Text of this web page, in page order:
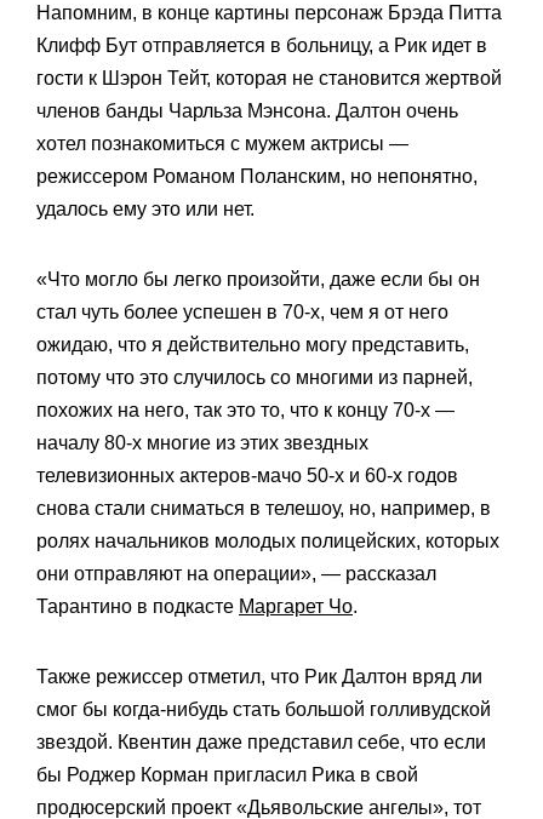
Напомним, в конце картины персонаж Брэда Питта
Клифф Бут отправляется в больницу, а Рик идет в
гости к Шэрон Тейт, которая не становится жертвой
членов банды Чарльза Мэнсона. Далтон очень
хотел познакомиться с мужем актрисы —
режиссером Романом Поланским, но непонятно,
удалось ему это или нет.
«Что могло бы легко произойти, даже если бы он
стал чуть более успешен в 70-х, чем я от него
ожидаю, что я действительно могу представить,
потому что это случилось со многими из парней,
похожих на него, так это то, что к концу 70-х —
началу 80-х многие из этих звездных
телевизионных актеров-мачо 50-х и 60-х годов
снова стали сниматься в телешоу, но, например, в
ролях начальников молодых полицейских, которых
они отправляют на операции», — рассказал
Тарантино в подкасте Маргарет Чо.
Также режиссер отметил, что Рик Далтон вряд ли
смог бы когда-нибудь стать большой голливудской
звездой. Квентин даже представил себе, что если
бы Роджер Корман пригласил Рика в свой
продюсерский проект «Дьявольские ангелы», тот